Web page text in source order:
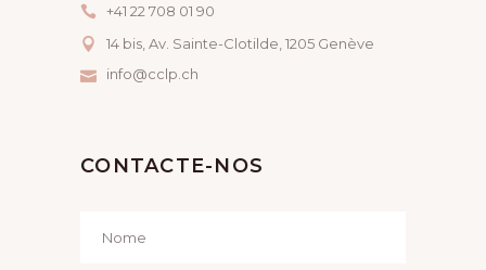
+41 22 708 01 90
14 bis, Av. Sainte-Clotilde, 1205 Genève
info@cclp.ch
CONTACTE-NOS